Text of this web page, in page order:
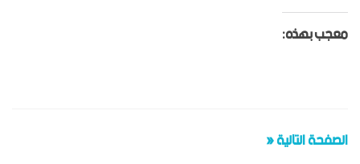
معجب بهذه:
الصفحة التالية «